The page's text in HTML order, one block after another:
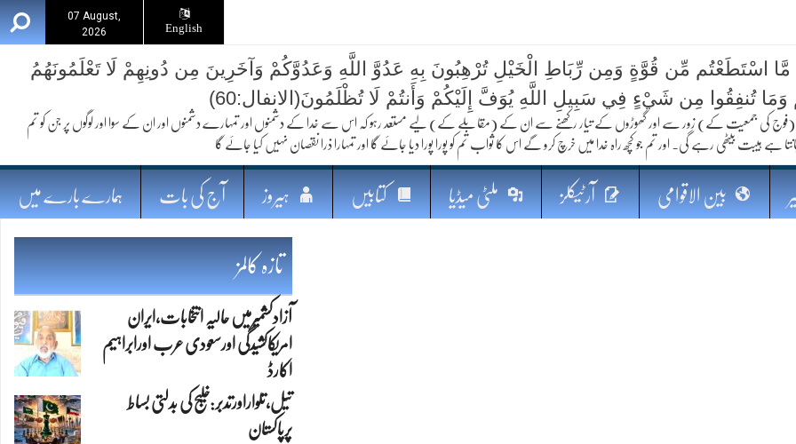
07 August,
2026
English
مستقبل
مَّا اسْتَطَعْتُم مِّن قُوَّةٍ وَمِن رِّبَاطِ الْخَيْلِ تُرْهِبُونَ بِهِ عَدُوَّ اللَّهِ وَعَدُوَّكُمْ وَآخَرِينَ مِن دُونِهِمْ لَا تَعْلَمُونَهُمُ
وَمَا تُنفِقُوا مِن شَيْءٍ فِي سَبِيلِ اللَّهِ يُوَفَّ إِلَيْكُمْ وَأَنتُمْ لَا تُظْلَمُونَ(الانفال:60)
کی جمعیت کے) زور سے اور گھوڑوں کے تیار رکھنے سے ان کے (مقابلے کے) لیے مستعد رہو کہ اس سے خدا کے دشمنوں اور تمہارے دشمنوں اور ان کے سوا اور لوگوں پر جن کو تم
ہے ہیبت بیٹھی رہے گی۔ اور تم جو کچھ راہ خدا میں خرچ کرو گے اس کا ثواب تم کو پورا پورا دیا جائے گا اور تمہارا ذرا نقصان نہیں کیا جائے گا
بین الاقوامی آرٹیکلز ملٹی میڈیا کتابیں ہیروز آج کی بات ہمارے بارے میں
تازہ کالمز
آزادکشمیرمیں حالیہ انتخابات،ایران
امریکاکشیدگی اورسعودی عرب اورابراہیم
اکارڈ
تیل،تلواراورتدبر:خلیج کی بدلتی بساط
پرپاکستان